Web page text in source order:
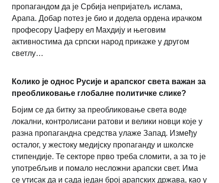
пропагандом да је Србија непријатељ ислама,
Арапа. Добар потез је био и додела ордена ирачком
професору Џаферу ел Махдију и његовим
активностима да српски народ прикаже у другом
светлу…
Колико је однос Русије и арапског света важан за
преобликовање глобалне политичке слике?
Бојим се да битку за преобликовање света воде
локални, контролисани ратови и велики новци које у
разна пропагандна средства улаже Запад. Између
осталог, у жестоку медијску пропаганду и школске
стипендије. Те секторе прво треба сломити, а за то је
употребљив и помало несложни арапски свет. Има
се утисак да и сада један број арапских држава, као у